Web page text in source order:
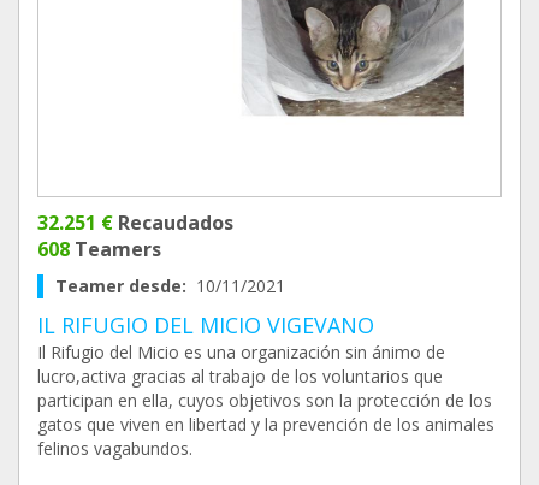
32.251 € Recaudados
608 Teamers
Teamer desde: 10/11/2021
IL RIFUGIO DEL MICIO VIGEVANO
Il Rifugio del Micio es una organización sin ánimo de
lucro,activa gracias al trabajo de los voluntarios que
participan en ella, cuyos objetivos son la protección de los
gatos que viven en libertad y la prevención de los animales
felinos vagabundos.